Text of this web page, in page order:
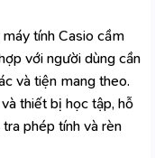
tính Casio cầm
với người dùng cần
và tiện mang theo.
thiết bị học tập, hỗ
phép tính và rèn